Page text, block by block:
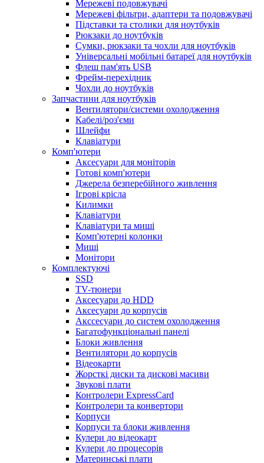
Мережеві подовжувачі
Мережеві фільтри, адаптери та подовжувачі
Підставки та столики для ноутбуків
Рюкзаки до ноутбуків
Сумки, рюкзаки та чохли для ноутбуків
Універсальні мобільні батареї для ноутбуків
Флеш пам'ять USB
Фрейм-перехідник
Чохли до ноутбуків
Запчастини для ноутбуків
Вентилятори/системи охолодження
Кабелі/роз'єми
Шлейфи
Клавіатури
Комп'ютери
Аксесуари для моніторів
Готові комп'ютери
Джерела безперебійного живлення
Ігрові крісла
Килимки
Клавіатури
Клавіатури та миші
Комп'ютерні колонки
Миші
Монітори
Комплектуючi
SSD
TV-тюнери
Аксесуари до HDD
Аксесуари до корпусів
Акссесуари до систем охолодження
Багатофункціональні панелі
Блоки живлення
Вентилятори до корпусів
Відеокарти
Жорсткі диски та дискові масиви
Звукові плати
Контролери ExpressCard
Контролери та конвертори
Корпуси
Корпуси та блоки живлення
Кулери до відеокарт
Кулери до процесорів
Материнські плати